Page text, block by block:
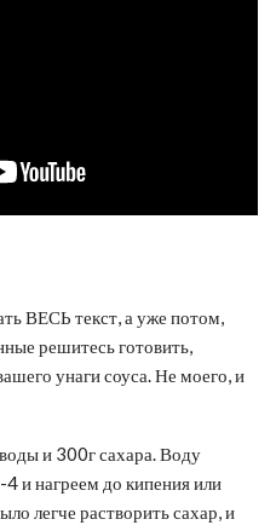
ВЕСЬ текст, а уже потом,
решитесь готовить,
унаги соуса. Не моего, и
и 300г сахара. Воду
и нагреем до кипения или
легче растворить сахар, и